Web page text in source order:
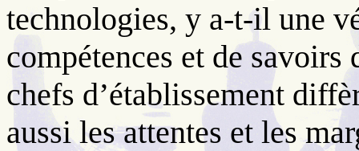
technologies, y a-t-il une
compétences et de
chefs d’établissement
aussi les attentes et les